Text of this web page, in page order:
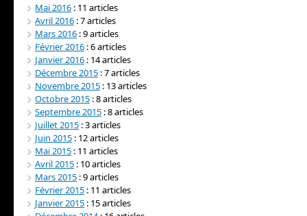
Mai 2016 : 11 articles
Avril 2016 : 7 articles
Mars 2016 : 9 articles
Février 2016 : 6 articles
Janvier 2016 : 14 articles
Décembre 2015 : 7 articles
Novembre 2015 : 13 articles
Octobre 2015 : 8 articles
Septembre 2015 : 8 articles
Juillet 2015 : 3 articles
Juin 2015 : 12 articles
Mai 2015 : 11 articles
Avril 2015 : 10 articles
Mars 2015 : 9 articles
Février 2015 : 11 articles
Janvier 2015 : 15 articles